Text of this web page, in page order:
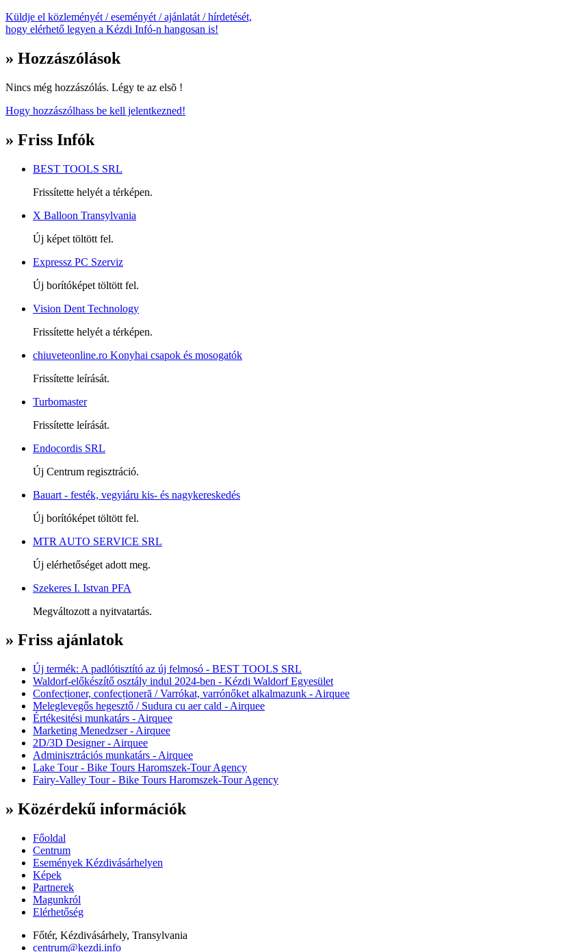
Küldje el közleményét / eseményét / ajánlatát / hírdetését,
hogy elérhető legyen a Kézdi Infó-n hangosan is!
» Hozzászólások
Nincs még hozzászólás. Légy te az elsõ !
Hogy hozzászólhass be kell jelentkezned!
» Friss Infók
BEST TOOLS SRL
Frissítette helyét a térképen.
X Balloon Transylvania
Új képet töltött fel.
Expressz PC Szerviz
Új borítóképet töltött fel.
Vision Dent Technology
Frissítette helyét a térképen.
chiuveteonline.ro Konyhai csapok és mosogatók
Frissítette leírását.
Turbomaster
Frissítette leírását.
Endocordis SRL
Új Centrum regisztráció.
Bauart - festék, vegyiáru kis- és nagykereskedés
Új borítóképet töltött fel.
MTR AUTO SERVICE SRL
Új elérhetőséget adott meg.
Szekeres I. Istvan PFA
Megváltozott a nyitvatartás.
» Friss ajánlatok
Új termék: A padlótisztító az új felmosó - BEST TOOLS SRL
Waldorf-előkészítő osztály indul 2024-ben - Kézdi Waldorf Egyesület
Confecționer, confecționeră / Varrókat, varrónőket alkalmazunk - Airquee
Meleglevegős hegesztő / Sudura cu aer cald - Airquee
Értékesitési munkatárs - Airquee
Marketing Menedzser - Airquee
2D/3D Designer - Airquee
Adminisztrációs munkatárs - Airquee
Lake Tour - Bike Tours Haromszek-Tour Agency
Fairy-Valley Tour - Bike Tours Haromszek-Tour Agency
» Közérdekű információk
Főoldal
Centrum
Események Kézdivásárhelyen
Képek
Partnerek
Magunkról
Elérhetőség
Főtér, Kézdivásárhely, Transylvania
centrum@kezdi.info